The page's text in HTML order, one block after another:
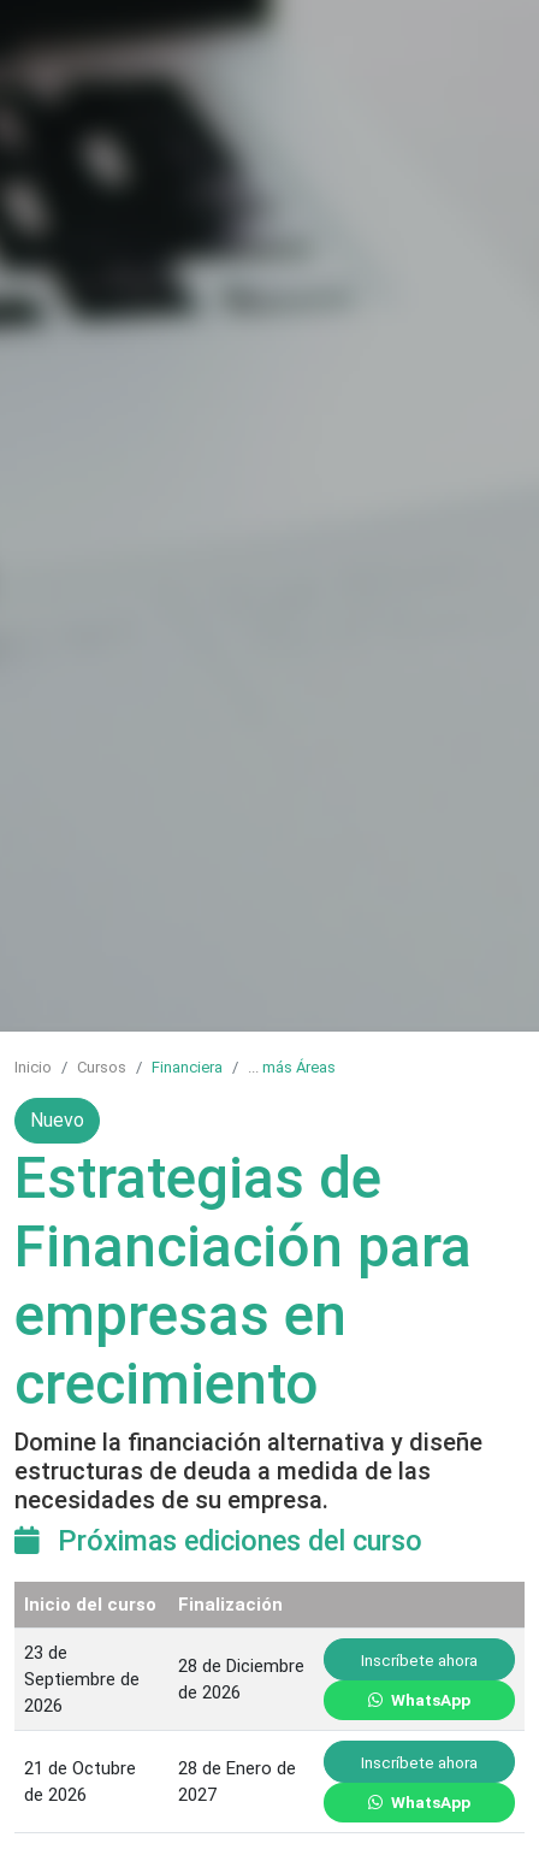
Inicio Cursos Financiera ... más Áreas
Nuevo
Estrategias de
Financiación para
empresas en
crecimiento
Domine la financiación alternativa y diseñe
estructuras de deuda a medida de las
necesidades de su empresa.
Próximas ediciones del curso
Inicio del curso Finalización
23 de
Septiembre de
2026
28 de Diciembre
de 2026
Inscríbete ahora
WhatsApp
21 de Octubre
de 2026
28 de Enero de
2027
Inscríbete ahora
WhatsApp